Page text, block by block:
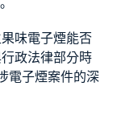
味電子煙能否
政法律部分時
電子煙案件的深